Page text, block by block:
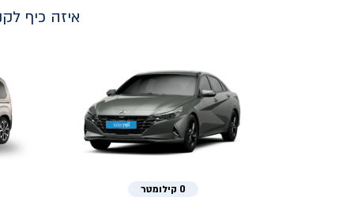
איזה כיף
0 קילומטר